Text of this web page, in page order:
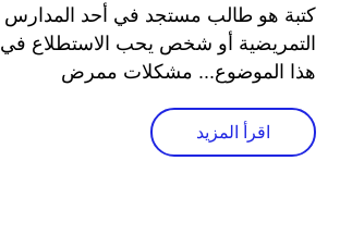
كتبة هو طالب مستجد في أحد المدارس
التمريضية أو شخص يحب الاستطلاع في
هذا الموضوع... مشكلات ممرض
اقرأ المزيد